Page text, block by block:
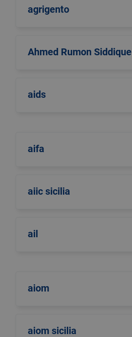
agrigento
Ahmed Rumon Siddique
aids
aifa
aiic sicilia
ail
aiom
aiom sicilia